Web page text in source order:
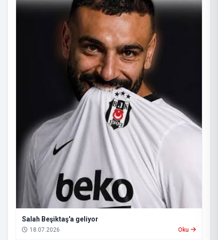
Salah Beşiktaş'a geliyor
18.07.2026 Oku